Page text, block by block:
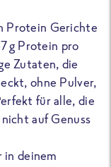
Protein Gerichte
g Protein pro
Zutaten, die
ohne Pulver,
für alle, die
auf Genuss
deinem